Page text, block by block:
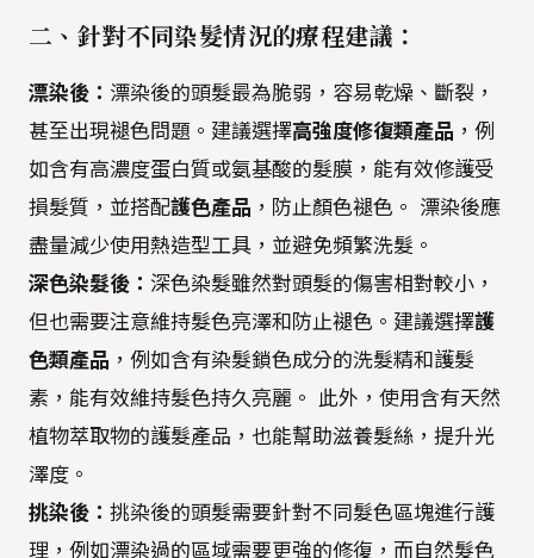
二、針對不同染髮情況的療程建議：
漂染後： 漂染後的頭髮最為脆弱，容易乾燥、斷裂，
甚至出現褪色問題。建議選擇高強度修復類產品 ，例
如含有高濃度蛋白質或氨基酸的髮膜，能有效修護受
損髮質，並搭配護色產品 ，防止顏色褪色。 漂染後應
盡量減少使用熱造型工具，並避免頻繁洗髮。
深色染髮後： 深色染髮雖然對頭髮的傷害相對較小，
但也需要注意維持髮色亮澤和防止褪色。建議選擇護
色類產品 ，例如含有染髮鎖色成分的洗髮精和護髮
素，能有效維持髮色持久亮麗。 此外，使用含有天然
植物萃取物的護髮產品，也能幫助滋養髮絲，提升光
澤度。
挑染後： 挑染後的頭髮需要針對不同髮色區塊進行護
理，例如漂染過的區域需要更強的修復，而自然髮色